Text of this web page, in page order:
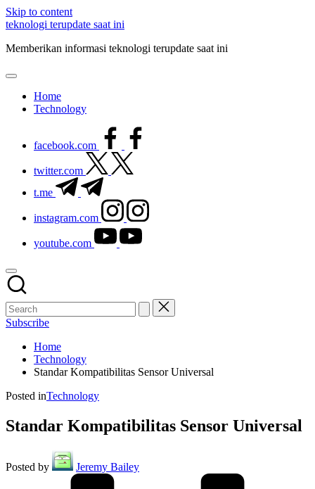
Skip to content
teknologi terupdate saat ini
Memberikan informasi teknologi terupdate saat ini
Home
Technology
facebook.com
twitter.com
t.me
instagram.com
youtube.com
Subscribe
Home
Technology
Standar Kompatibilitas Sensor Universal
Posted inTechnology
Standar Kompatibilitas Sensor Universal
Posted by Jeremy Bailey